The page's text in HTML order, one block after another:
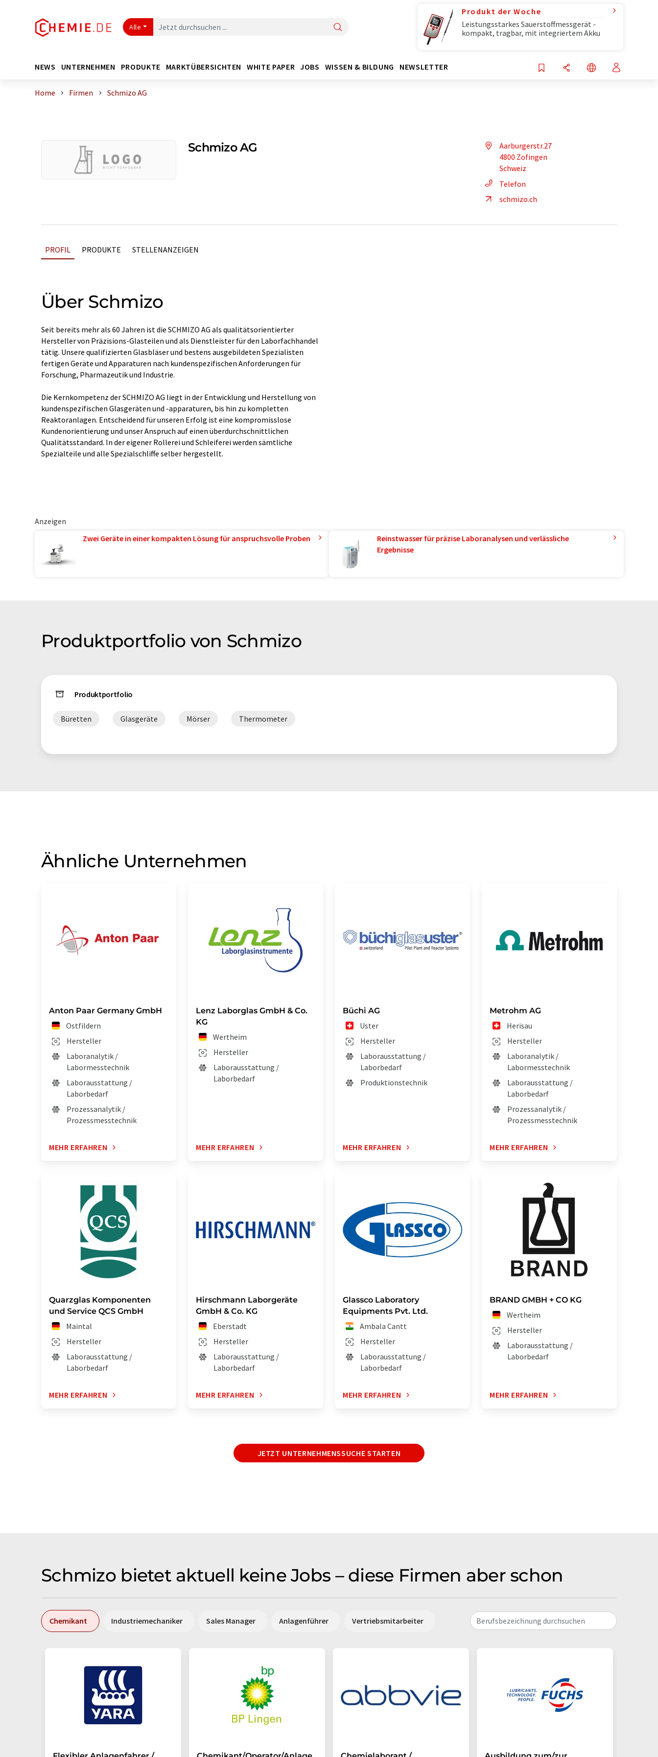
Alle
Produkt der Woche
Leistungsstarkes Sauerstoffmessgerät -
kompakt, tragbar, mit integriertem Akku
NEWS UNTERNEHMEN PRODUKTE MARKTÜBERSICHTEN WHITE PAPER JOBS WISSEN & BILDUNG NEWSLETTER
Home Firmen Schmizo AG
Schmizo AG
Aarburgerstr.27
4800 Zofingen
Schweiz
Telefon
schmizo.ch
PROFIL PRODUKTE STELLENANZEIGEN
Über Schmizo
Seit bereits mehr als 60 Jahren ist die SCHMIZO AG als qualitätsorientierter
Hersteller von Präzisions-Glasteilen und als Dienstleister für den Laborfachhandel
tätig. Unsere qualifizierten Glasbläser und bestens ausgebildeten Spezialisten
fertigen Geräte und Apparaturen nach kundenspezifischen Anforderungen für
Forschung, Pharmazeutik und Industrie.
Die Kernkompetenz der SCHMIZO AG liegt in der Entwicklung und Herstellung von
kundenspezifischen Glasgeräten und -apparaturen, bis hin zu kompletten
Reaktoranlagen. Entscheidend für unseren Erfolg ist eine kompromisslose
Kundenorientierung und unser Anspruch auf einen überdurchschnittlichen
Qualitätsstandard. In der eigener Rollerei und Schleiferei werden sämtliche
Spezialteile und alle Spezialschliffe selber hergestellt.
Anzeigen
Zwei Geräte in einer kompakten Lösung für anspruchsvolle Proben
Reinstwasser für präzise Laboranalysen und verlässliche
Ergebnisse
Produktportfolio von Schmizo
Produktportfolio
Büretten Glasgeräte Mörser Thermometer
Ähnliche Unternehmen
Anton Paar Germany GmbH
Ostfildern
Hersteller
Laboranalytik /
Labormesstechnik
Laborausstattung /
Laborbedarf
Prozessanalytik /
Prozessmesstechnik
MEHR ERFAHREN
Lenz Laborglas GmbH & Co.
KG
Wertheim
Hersteller
Laborausstattung /
Laborbedarf
MEHR ERFAHREN
Büchi AG
Uster
Hersteller
Laborausstattung /
Laborbedarf
Produktionstechnik
MEHR ERFAHREN
Metrohm AG
Herisau
Hersteller
Laboranalytik /
Labormesstechnik
Laborausstattung /
Laborbedarf
Prozessanalytik /
Prozessmesstechnik
MEHR ERFAHREN
Quarzglas Komponenten
und Service QCS GmbH
Maintal
Hersteller
Laborausstattung /
Laborbedarf
MEHR ERFAHREN
Hirschmann Laborgeräte
GmbH & Co. KG
Eberstadt
Hersteller
Laborausstattung /
Laborbedarf
MEHR ERFAHREN
Glassco Laboratory
Equipments Pvt. Ltd.
Ambala Cantt
Hersteller
Laborausstattung /
Laborbedarf
MEHR ERFAHREN
BRAND GMBH + CO KG
Wertheim
Hersteller
Laborausstattung /
Laborbedarf
MEHR ERFAHREN
JETZT UNTERNEHMENSSUCHE STARTEN
Schmizo bietet aktuell keine Jobs – diese Firmen aber schon
Chemikant Industriemechaniker Sales Manager Anlagenführer Vertriebsmitarbeiter Berufsbezeichnung durchsuchen